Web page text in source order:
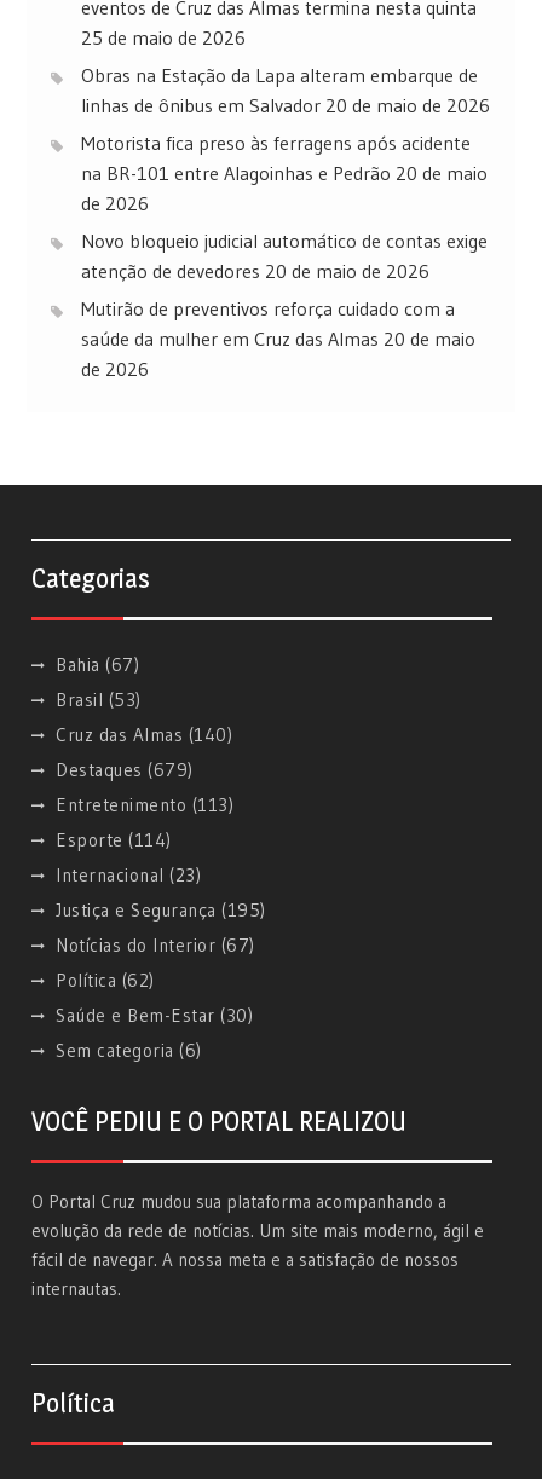
eventos de Cruz das Almas termina nesta quinta
25 de maio de 2026
Obras na Estação da Lapa alteram embarque de
linhas de ônibus em Salvador 20 de maio de 2026
Motorista fica preso às ferragens após acidente
na BR-101 entre Alagoinhas e Pedrão 20 de maio
de 2026
Novo bloqueio judicial automático de contas exige
atenção de devedores 20 de maio de 2026
Mutirão de preventivos reforça cuidado com a
saúde da mulher em Cruz das Almas 20 de maio
de 2026
Categorias
Bahia (67)
Brasil (53)
Cruz das Almas (140)
Destaques (679)
Entretenimento (113)
Esporte (114)
Internacional (23)
Justiça e Segurança (195)
Notícias do Interior (67)
Política (62)
Saúde e Bem-Estar (30)
Sem categoria (6)
VOCÊ PEDIU E O PORTAL REALIZOU
O Portal Cruz mudou sua plataforma acompanhando a
evolução da rede de notícias. Um site mais moderno, ágil e
fácil de navegar. A nossa meta e a satisfação de nossos
internautas.
Política